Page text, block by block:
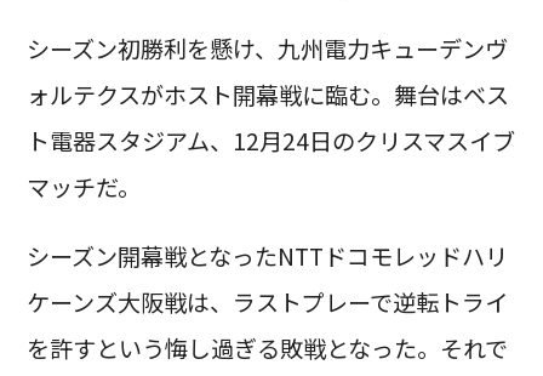
シーズン初勝利を懸け、九州電力キューデンヴ
ォルテクスがホスト開幕戦に臨む。舞台はベス
ト電器スタジアム、12月24日のクリスマスイブ
マッチだ。
シーズン開幕戦となったNTTドコモレッドハリ
ケーンズ大阪戦は、ラストプレーで逆転トライ
を許すという悔し過ぎる敗戦となった。それで